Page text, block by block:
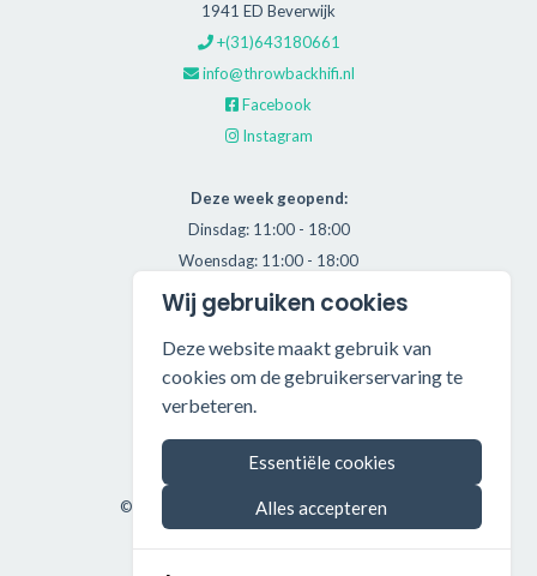
1941 ED Beverwijk
+(31)643180661
info@throwbackhifi.nl
Facebook
Instagram
Deze week geopend:
Dinsdag: 11:00 - 18:00
Woensdag: 11:00 - 18:00
Donderdag: 11:00 - 21:00
Vrijdag: 11:00 - 18:00
Zaterdag: 11:00 - 17:00
Alle getoonde prijzen zijn incl. BTW.
Algemene Voorwaarden
Manage cookies
©2026 Throwback HiFi — All rights reserved.
Wij gebruiken cookies
Deze website maakt gebruik van
cookies om de gebruikerservaring te
verbeteren.
Essentiële cookies
Alles accepteren